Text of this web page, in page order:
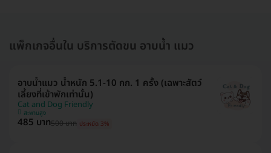
แพ็กเกจอื่นใน บริการตัดขน อาบน้ำ แมว
อาบน้ำแมว น้ำหนัก 5.1-10 กก. 1 ครั้ง (เฉพาะสัตว์
เลี้ยงที่เข้าพักเท่านั้น)
Cat and Dog Friendly
สะพานสูง
485 บาท500 บาท ประหยัด 3%